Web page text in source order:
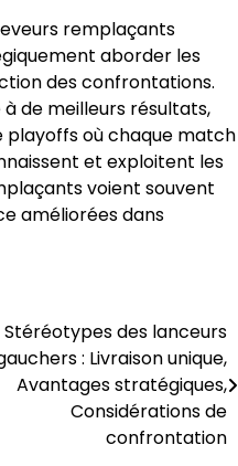
remplaçants
aborder les
des confrontations.
de meilleurs résultats,
playoffs où chaque match
et exploitent les
voient souvent
améliorées dans
Stéréotypes des lanceurs
: Livraison unique,
Avantages stratégiques,
Considérations de
confrontation